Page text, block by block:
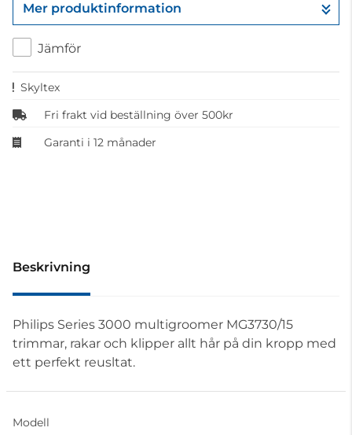
Gå till kassan
Mer produktinformation
Jämför
Skyltex
Fri frakt vid beställning över 500kr
Garanti i 12 månader
Beskrivning
Philips Series 3000 multigroomer MG3730/15
trimmar, rakar och klipper allt hår på din kropp med
ett perfekt reusltat.
Modell